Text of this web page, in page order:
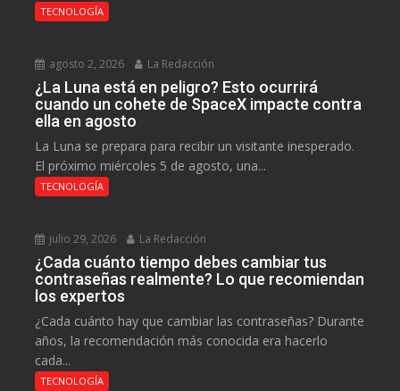
TECNOLOGÍA
agosto 2, 2026 La Redacción
¿La Luna está en peligro? Esto ocurrirá
cuando un cohete de SpaceX impacte contra
ella en agosto
La Luna se prepara para recibir un visitante inesperado.
El próximo miércoles 5 de agosto, una...
TECNOLOGÍA
julio 29, 2026 La Redacción
¿Cada cuánto tiempo debes cambiar tus
contraseñas realmente? Lo que recomiendan
los expertos
¿Cada cuánto hay que cambiar las contraseñas? Durante
años, la recomendación más conocida era hacerlo
cada...
TECNOLOGÍA